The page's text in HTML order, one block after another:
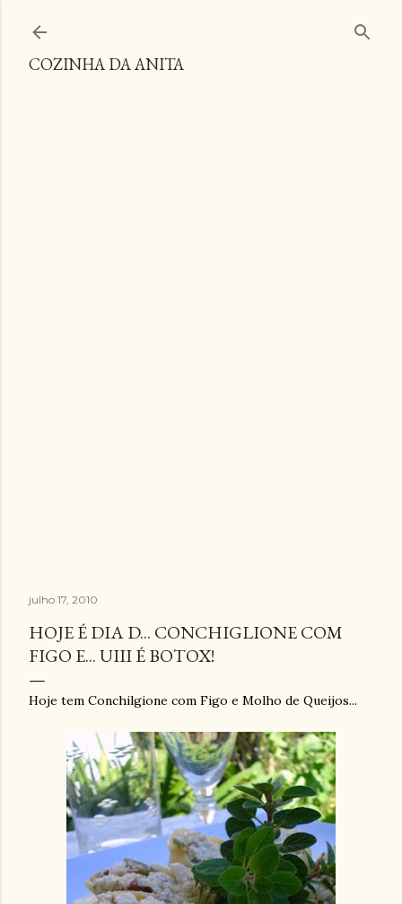
COZINHA DA ANITA
julho 17, 2010
HOJE É DIA D... CONCHIGLIONE COM
FIGO E... UIII É BOTOX!
Hoje tem Conchilgione com Figo e Molho de Queijos...